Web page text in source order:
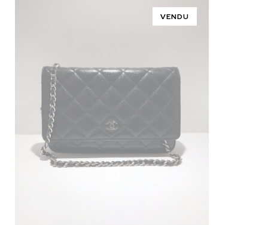
VENDU